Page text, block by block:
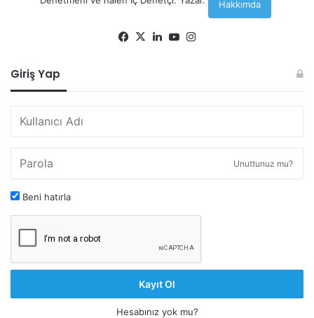
Hakkımda
Facebook
X LinkedInYouTube
Giriş Yap
Unuttunuz mu?
Beni hatırla
Kayıt Ol
Hesabınız yok mu?